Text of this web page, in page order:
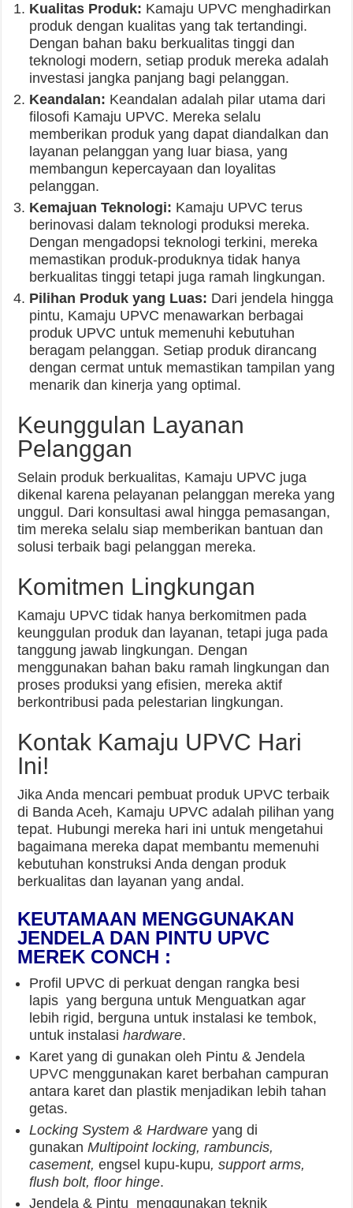
Kualitas Produk: Kamaju UPVC menghadirkan
produk dengan kualitas yang tak tertandingi.
Dengan bahan baku berkualitas tinggi dan
teknologi modern, setiap produk mereka adalah
investasi jangka panjang bagi pelanggan.
Keandalan: Keandalan adalah pilar utama dari
filosofi Kamaju UPVC. Mereka selalu
memberikan produk yang dapat diandalkan dan
layanan pelanggan yang luar biasa, yang
membangun kepercayaan dan loyalitas
pelanggan.
Kemajuan Teknologi: Kamaju UPVC terus
berinovasi dalam teknologi produksi mereka.
Dengan mengadopsi teknologi terkini, mereka
memastikan produk-produknya tidak hanya
berkualitas tinggi tetapi juga ramah lingkungan.
Pilihan Produk yang Luas: Dari jendela hingga
pintu, Kamaju UPVC menawarkan berbagai
produk UPVC untuk memenuhi kebutuhan
beragam pelanggan. Setiap produk dirancang
dengan cermat untuk memastikan tampilan yang
menarik dan kinerja yang optimal.
Keunggulan Layanan
Pelanggan
Selain produk berkualitas, Kamaju UPVC juga
dikenal karena pelayanan pelanggan mereka yang
unggul. Dari konsultasi awal hingga pemasangan,
tim mereka selalu siap memberikan bantuan dan
solusi terbaik bagi pelanggan mereka.
Komitmen Lingkungan
Kamaju UPVC tidak hanya berkomitmen pada
keunggulan produk dan layanan, tetapi juga pada
tanggung jawab lingkungan. Dengan
menggunakan bahan baku ramah lingkungan dan
proses produksi yang efisien, mereka aktif
berkontribusi pada pelestarian lingkungan.
Kontak Kamaju UPVC Hari
Ini!
Jika Anda mencari pembuat produk UPVC terbaik
di Banda Aceh, Kamaju UPVC adalah pilihan yang
tepat. Hubungi mereka hari ini untuk mengetahui
bagaimana mereka dapat membantu memenuhi
kebutuhan konstruksi Anda dengan produk
berkualitas dan layanan yang andal.
KEUTAMAAN MENGGUNAKAN
JENDELA DAN PINTU UPVC
MEREK CONCH :
Profil UPVC di perkuat dengan rangka besi
lapis yang berguna untuk Menguatkan agar
lebih rigid, berguna untuk instalasi ke tembok,
untuk instalasihardware.
Karet yang di gunakan oleh Pintu & Jendela
UPVC menggunakan karet berbahan campuran
antara karet dan plastik menjadikan lebih tahan
getas.
Locking System & Hardware yang di
gunakanMultipoint locking, rambuncis,
casement,engsel kupu-kupu, support arms,
flush bolt, floor hinge.
Jendela & Pintu menggunakan teknik